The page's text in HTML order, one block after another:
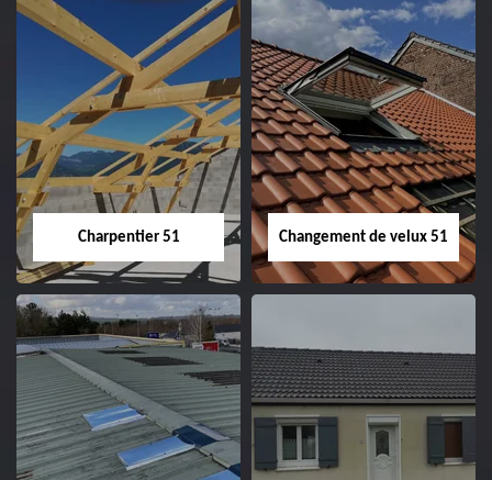
Entreprise de
couverture 51
Démoussage de
toiture 51
Charpentier 51
Charpentier 51
Changement de velux 51
Changement de
velux 51